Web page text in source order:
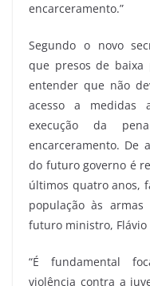
encarceramento.”
Segundo o novo
que presos de baixa
entender que não
acesso a medidas
execução da
encarceramento. De
do futuro governo é
últimos quatro anos,
população às
futuro ministro, Flávio
“É fundamental
violência contra a